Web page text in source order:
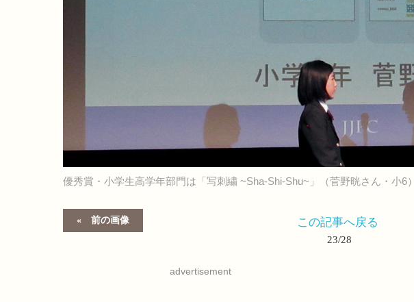
優秀賞・小学生高学年部門は「写刺繍 ~Sha-Shi-Shu~」（菅野晄さん・小6
前の画像 この記事へ戻る
23/28
advertisement